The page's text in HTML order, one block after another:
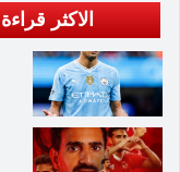
الاكثر قراءة